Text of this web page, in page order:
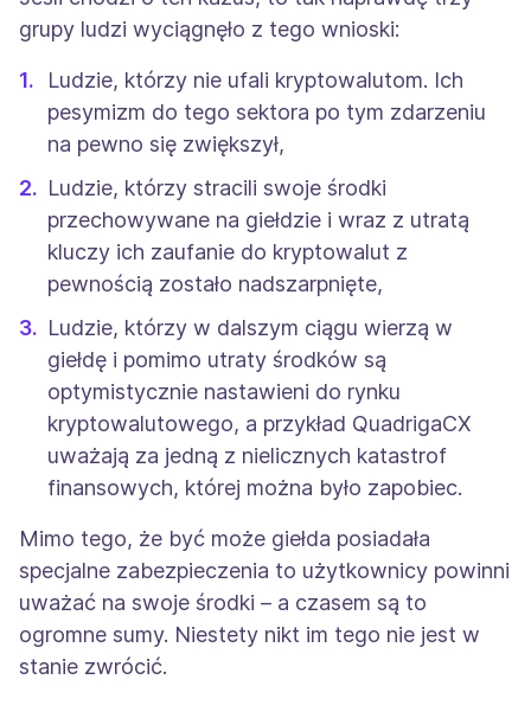
grupy ludzi wyciągnęło z tego wnioski:
Ludzie, którzy nie ufali kryptowalutom. Ich
pesymizm do tego sektora po tym zdarzeniu
na pewno się zwiększył,
Ludzie, którzy stracili swoje środki
przechowywane na giełdzie i wraz z utratą
kluczy ich zaufanie do kryptowalut z
pewnością zostało nadszarpnięte,
Ludzie, którzy w dalszym ciągu wierzą w
giełdę i pomimo utraty środków są
optymistycznie nastawieni do rynku
kryptowalutowego, a przykład QuadrigaCX
uważają za jedną z nielicznych katastrof
finansowych, której można było zapobiec.
Mimo tego, że być może giełda posiadała
specjalne zabezpieczenia to użytkownicy powinni
uważać na swoje środki – a czasem są to
ogromne sumy. Niestety nikt im tego nie jest w
stanie zwrócić.